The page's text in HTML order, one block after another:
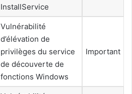
InstallService
Vulnérabilité
d’élévation de
privilèges du service
de découverte de
fonctions Windows
Important